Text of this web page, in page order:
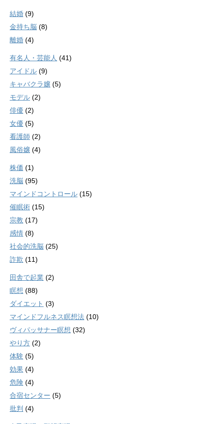
結婚 (9)
金持ち脳 (8)
離婚 (4)
有名人・芸能人 (41)
アイドル (9)
キャバクラ嬢 (5)
モデル (2)
俳優 (2)
女優 (5)
看護師 (2)
風俗嬢 (4)
株価 (1)
洗脳 (95)
マインドコントロール (15)
催眠術 (15)
宗教 (17)
感情 (8)
社会的洗脳 (25)
詐欺 (11)
田舎で起業 (2)
瞑想 (88)
ダイエット (3)
マインドフルネス瞑想法 (10)
ヴィパッサナー瞑想 (32)
やり方 (2)
体験 (5)
効果 (4)
危険 (4)
合宿センター (5)
批判 (4)